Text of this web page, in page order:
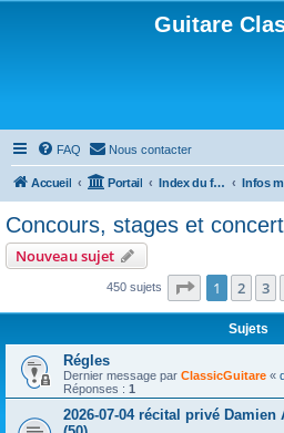
Guitare
FAQ Nous contacter
Accueil Portail Index du forum
Concours, stages et
Nouveau sujet
450 sujets Page 1sur9
1 2 3
Sujets
Régles
Dernier message par ClassicGuitare «
Réponses : 1
2026-07-04 récital privé